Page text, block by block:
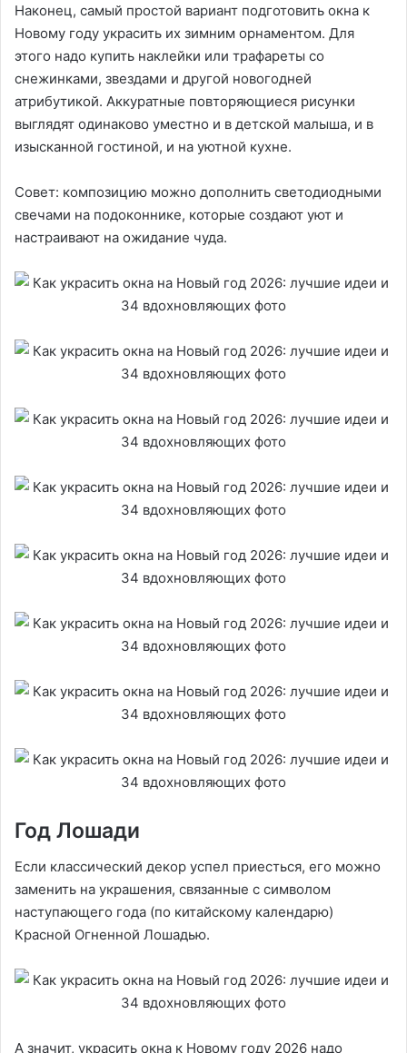
Наконец, самый простой вариант подготовить окна к
Новому году украсить их зимним орнаментом. Для
этого надо купить наклейки или трафареты со
снежинками, звездами и другой новогодней
атрибутикой. Аккуратные повторяющиеся рисунки
выглядят одинаково уместно и в детской малыша, и в
изысканной гостиной, и на уютной кухне.
Совет: композицию можно дополнить светодиодными
свечами на подоконнике, которые создают уют и
настраивают на ожидание чуда.
Год Лошади
Если классический декор успел приесться, его можно
заменить на украшения, связанные с символом
наступающего года (по китайскому календарю)
Красной Огненной Лошадью.
А значит, украсить окна к Новому году 2026 надо